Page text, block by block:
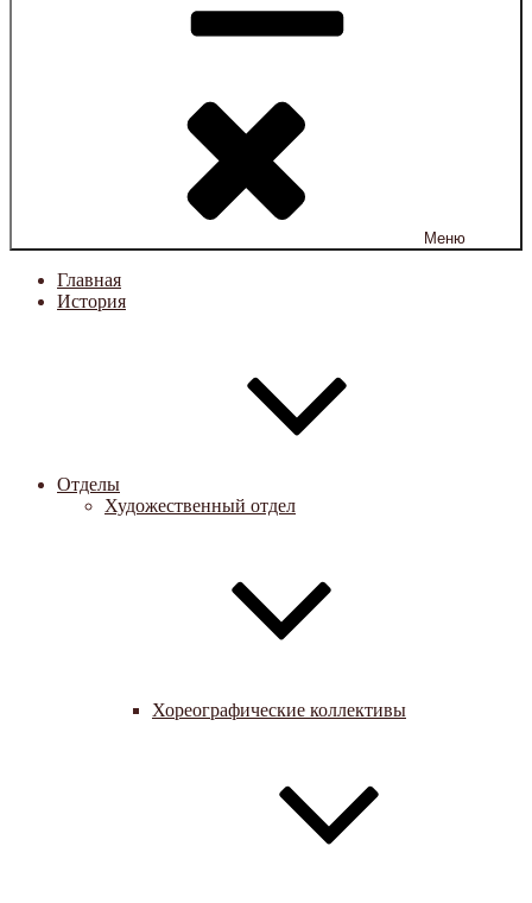
Меню
Главная
История
Отделы
Художественный отдел
Хореографические коллективы